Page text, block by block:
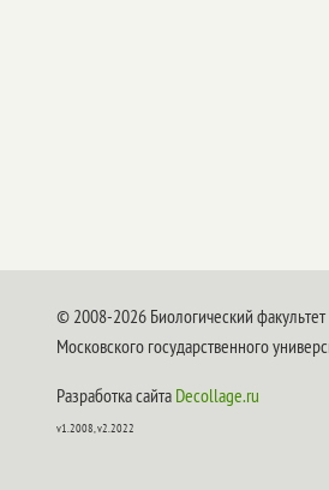
© 2008-2026 Биологический факультет
Московского государственного
Разработка сайта Decollage.ru
v1.2008, v2.2022